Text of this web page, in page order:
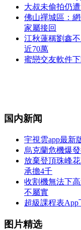
大叔未偷拍仍
佛山禪城區：
家屬接回
江秋蓮稱劉鑫
近70萬
蜜戀交友軟件
国内新闻
宇視雲app最新
烏克蘭危機爆
放棄登頂珠峰
承擔4千
收割機無法下
不屬實
超級課程表App
图片精选